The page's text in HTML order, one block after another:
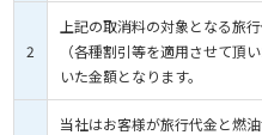
2
上記の取消料の対象となる旅
（各種割引等を適用させて頂
いた金額となります。
当社はお客様が旅行代金と燃